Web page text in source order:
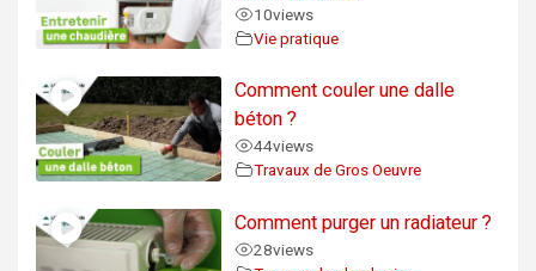
10views
Vie pratique
Comment couler une dalle
béton ?
44views
Travaux de Gros Oeuvre
Comment purger un radiateur ?
28views